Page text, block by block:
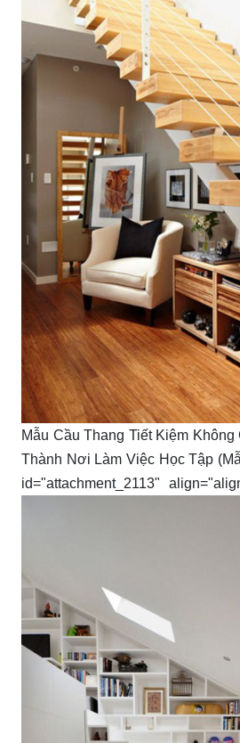
Mẫu Cầu Thang Tiết Kiệm
Thành Nơi Làm Việc Học Tập
id="attachment_2113"